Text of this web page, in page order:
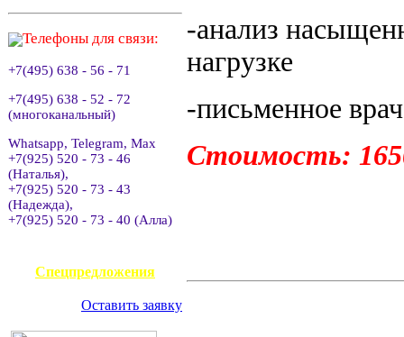
Телефоны для связи:
+7(495) 638 - 56 - 71
+7(495) 638 - 52 - 72
(многоканальный)
Whatsapp, Telegram, Max
+7(925) 520 - 73 - 46
(Наталья),
+7(925) 520 - 73 - 43
(Надежда),
+7(925) 520 - 73 - 40 (Алла)
Спецпредложения
Оставить заявку
-анализ
нагрузке
-письменное
Стоимость: